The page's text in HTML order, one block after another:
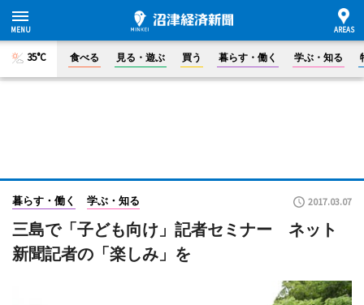
35°C 食べる 見る・遊ぶ 買う 暮らす・働く 学ぶ・知る
暮らす・働く 学ぶ・知る 2017.03.07
三島で「子ども向け」記者セミナー ネット
新聞記者の「楽しみ」を